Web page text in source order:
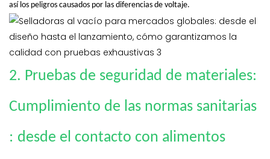
así los peligros causados ​​por las diferencias de voltaje.
2. Pruebas de seguridad de materiales:
Cumplimiento de las normas sanitarias
: desde el contacto con alimentos